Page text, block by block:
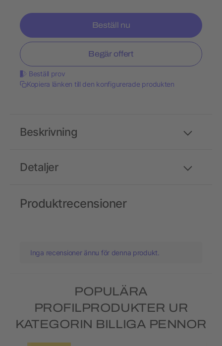
Beställ nu
Begär offert
Beställ prov
Kopiera länken till den konfigurerade produkten
Detaljer
Beskrivning
Produktrecensioner
Inga recensioner ännu för denna produkt.
POPULÄRA
PROFILPRODUKTER UR
KATEGORIN BILLIGA PENNOR